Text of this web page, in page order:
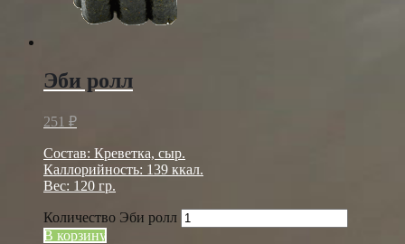
Эби ролл
251 ₽
Состав: Креветка, сыр.
Каллорийность: 139 ккал.
Вес: 120 гр.
Количество Эби ролл
В корзину